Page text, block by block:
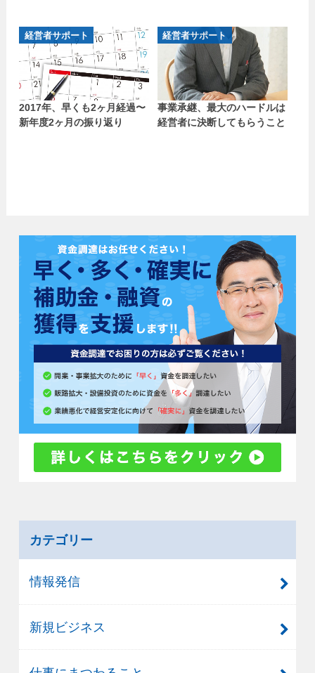
経営者サポート
2017年、早くも2ヶ月経過〜
新年度2ヶ月の振り返り
経営者サポート
事業承継、最大のハードルは
経営者に決断してもらうこと
カテゴリー
情報発信
新規ビジネス